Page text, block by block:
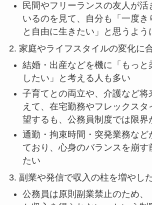
民間やフリーランスの友人が活
いるのを見て、自分も「一度き
と自由に生きたい」と思うよう
2. 家庭やライフスタイルの変化に
結婚・出産などを機に「もっと
したい」と考える人も多い
子育てとの両立や、介護など将
えて、在宅勤務やフレックスタ
望するも、公務員制度では限界
通勤・拘束時間・突発業務など
ており、心身のバランスを崩す
たい
3. 副業や発信で収入の柱を増やし
公務員は原則副業禁止のため、